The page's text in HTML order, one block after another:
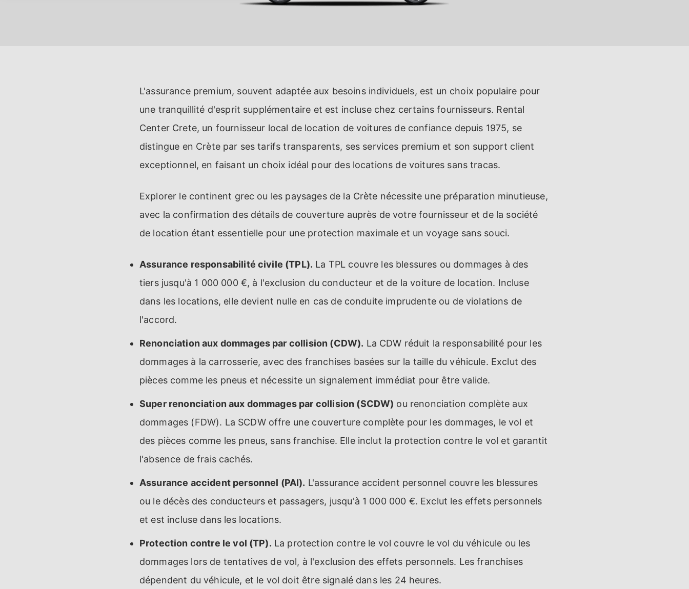
L'assurance premium, souvent adaptée aux besoins individuels, est un choix populaire pour
une tranquillité d'esprit supplémentaire et est incluse chez certains fournisseurs. Rental
Center Crete, un fournisseur local de location de voitures de confiance depuis 1975, se
distingue en Crète par ses tarifs transparents, ses services premium et son support client
exceptionnel, en faisant un choix idéal pour des locations de voitures sans tracas.
Explorer le continent grec ou les paysages de la Crète nécessite une préparation minutieuse,
avec la confirmation des détails de couverture auprès de votre fournisseur et de la société
de location étant essentielle pour une protection maximale et un voyage sans souci.
Assurance responsabilité civile (TPL). La TPL couvre les blessures ou dommages à des
tiers jusqu'à 1 000 000 €, à l'exclusion du conducteur et de la voiture de location. Incluse
dans les locations, elle devient nulle en cas de conduite imprudente ou de violations de
l'accord.
Renonciation aux dommages par collision (CDW). La CDW réduit la responsabilité pour les
dommages à la carrosserie, avec des franchises basées sur la taille du véhicule. Exclut des
pièces comme les pneus et nécessite un signalement immédiat pour être valide.
Super renonciation aux dommages par collision (SCDW) ou renonciation complète aux
dommages (FDW). La SCDW offre une couverture complète pour les dommages, le vol et
des pièces comme les pneus, sans franchise. Elle inclut la protection contre le vol et garantit
l'absence de frais cachés.
Assurance accident personnel (PAI). L'assurance accident personnel couvre les blessures
ou le décès des conducteurs et passagers, jusqu'à 1 000 000 €. Exclut les effets personnels
et est incluse dans les locations.
Protection contre le vol (TP). La protection contre le vol couvre le vol du véhicule ou les
dommages lors de tentatives de vol, à l'exclusion des effets personnels. Les franchises
dépendent du véhicule, et le vol doit être signalé dans les 24 heures.